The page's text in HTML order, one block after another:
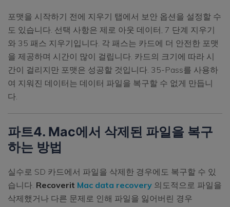
포맷을 시작하기 전에 지우기 탭에서 보안 옵션을 설정할 수
도 있습니다. 선택 사항은 제로 아웃 데이터, 7 단계 지우기
와 35 패스 지우기입니다. 각 패스는 카드에 더 안전한 포맷
을 제공하며 시간이 많이 걸립니다. 카드의 크기에 따라 시
간이 걸리지만 포맷은 성공할 것입니다. 35-Pass를 사용하
여 지워진 데이터는 데이터 파일을 복구할 수 없게 만듭니
다.
파트4. Mac에서 삭제된 파일을 복구
하는 방법
실수로 SD 카드에서 파일을 삭제한 경우에도 복구할 수 있
습니다. Recoverit Mac data recovery 의도적으로 파일을
삭제했거나 다른 문제로 인해 파일을 잃어버린 경우